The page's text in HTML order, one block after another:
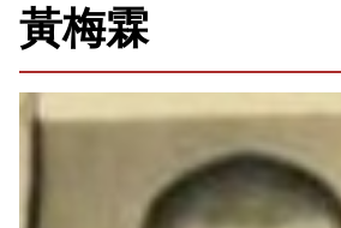
新生訓導處
主題探索
關於我們
黃梅霖